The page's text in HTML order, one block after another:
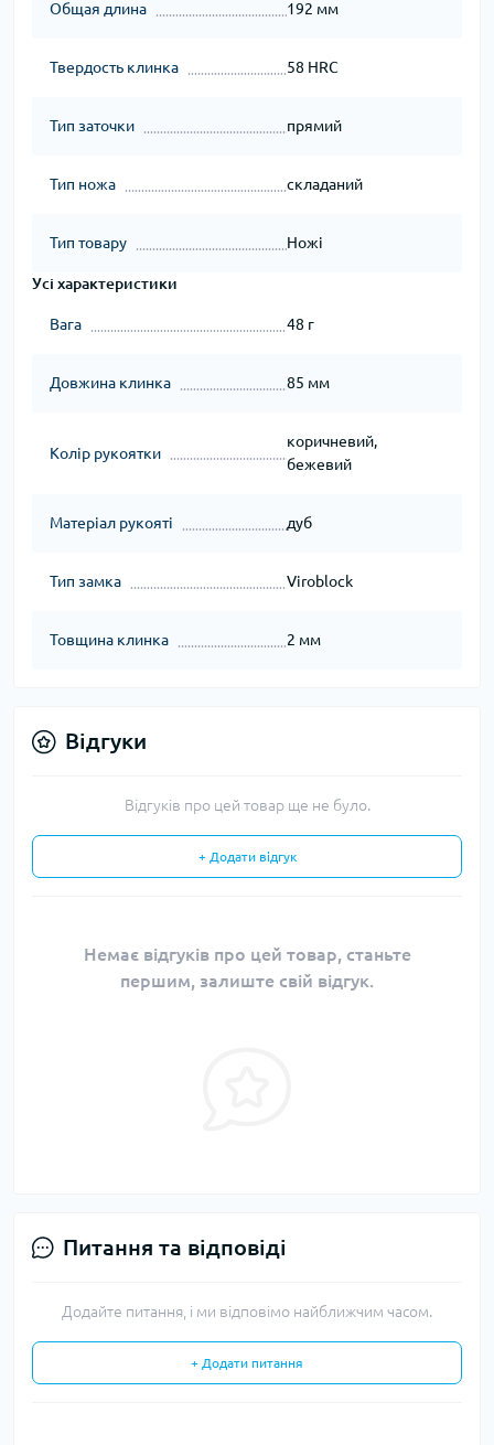
Общая длина 192 мм
Твердость клинка 58 HRC
Тип заточки прямий
Тип ножа складаний
Тип товару Ножі
Усі характеристики
Вага 48 г
Довжина клинка 85 мм
Колір рукоятки
коричневий,
бежевий
Матеріал рукояті дуб
Тип замка Viroblock
Товщина клинка 2 мм
Відгуки
Відгуків про цей товар ще не було.
+ Додати відгук
Немає відгуків про цей товар, станьте
першим, залиште свій відгук.
Питання та відповіді
Додайте питання, і ми відповімо найближчим часом.
+ Додати питання